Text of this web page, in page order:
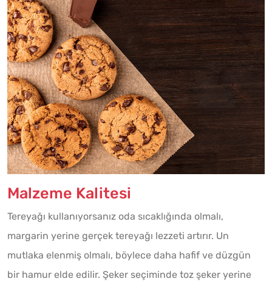
Malzeme Kalitesi
Tereyağı kullanıyorsanız oda sıcaklığında olmalı,
margarin yerine gerçek tereyağı lezzeti artırır. Un
mutlaka elenmiş olmalı, böylece daha hafif ve düzgün
bir hamur elde edilir. Şeker seçiminde toz şeker yerine